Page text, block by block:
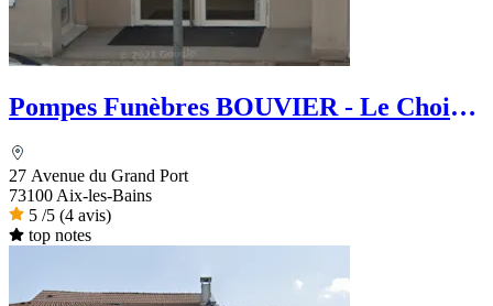
Pompes Funèbres BOUVIER - Le Choix
27 Avenue du Grand Port
73100 Aix-les-Bains
5 /5 (4 avis)
top notes